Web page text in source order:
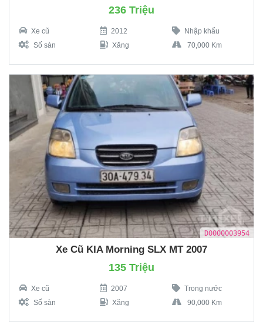
236 Triệu
Xe cũ 2012
Nhập khẩu
Số sàn
Xăng 70,000 Km
D0000003954
Xe Cũ KIA Morning SLX MT 2007
135 Triệu
Xe cũ 2007
Trong nước
Số sàn
Xăng 90,000 Km